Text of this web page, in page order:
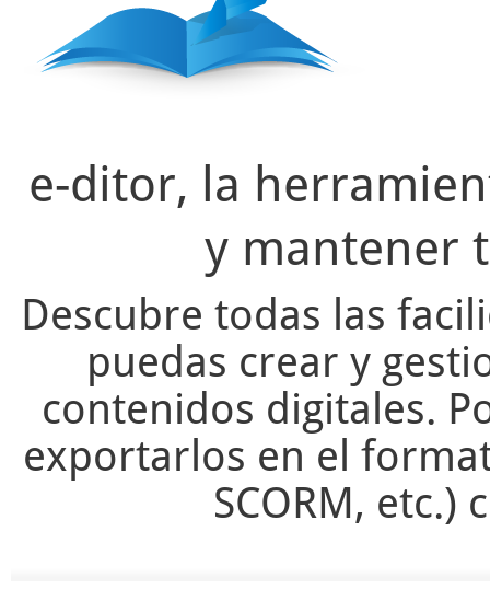
e-ditor, la
y mantener
Descubre todas las
puedas crear y
contenidos digitales.
exportarlos en el
SCORM, etc.)